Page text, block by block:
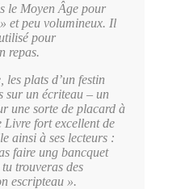
le Moyen Âge pour
et peu volumineux. Il
pour
repas.
les plats d’un festin
sur un écriteau – un
une sorte de placard à
Livre fort excellent de
ainsi à ses lecteurs :
faire ung bancquet
trouveras des
escripteau ».